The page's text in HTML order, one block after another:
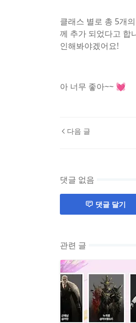
클래스 별로 총 5개
께 추가 되었다고 합
인해봐야겠어요!
아 너무 좋아~~ 💓
다음 글
댓글 없음
댓글 달기
관련 글